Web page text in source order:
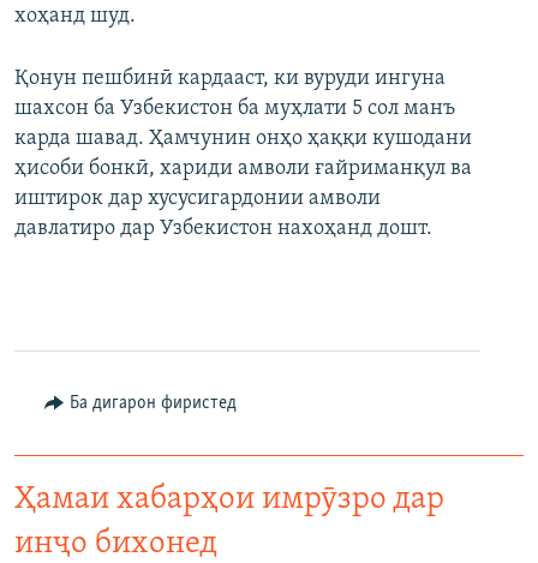
хоҳанд шуд.
Қонун пешбинӣ кардааст, ки вуруди ингуна
шахсон ба Узбекистон ба муҳлати 5 сол манъ
карда шавад. Ҳамчунин онҳо ҳаққи кушодани
ҳисоби бонкӣ, хариди амволи ғайриманқул ва
иштирок дар хусусигардонии амволи
давлатиро дар Узбекистон нахоҳанд дошт.
Ба дигарон фиристед
Ҳамаи хабарҳои имрӯзро дар
инҷо бихонед